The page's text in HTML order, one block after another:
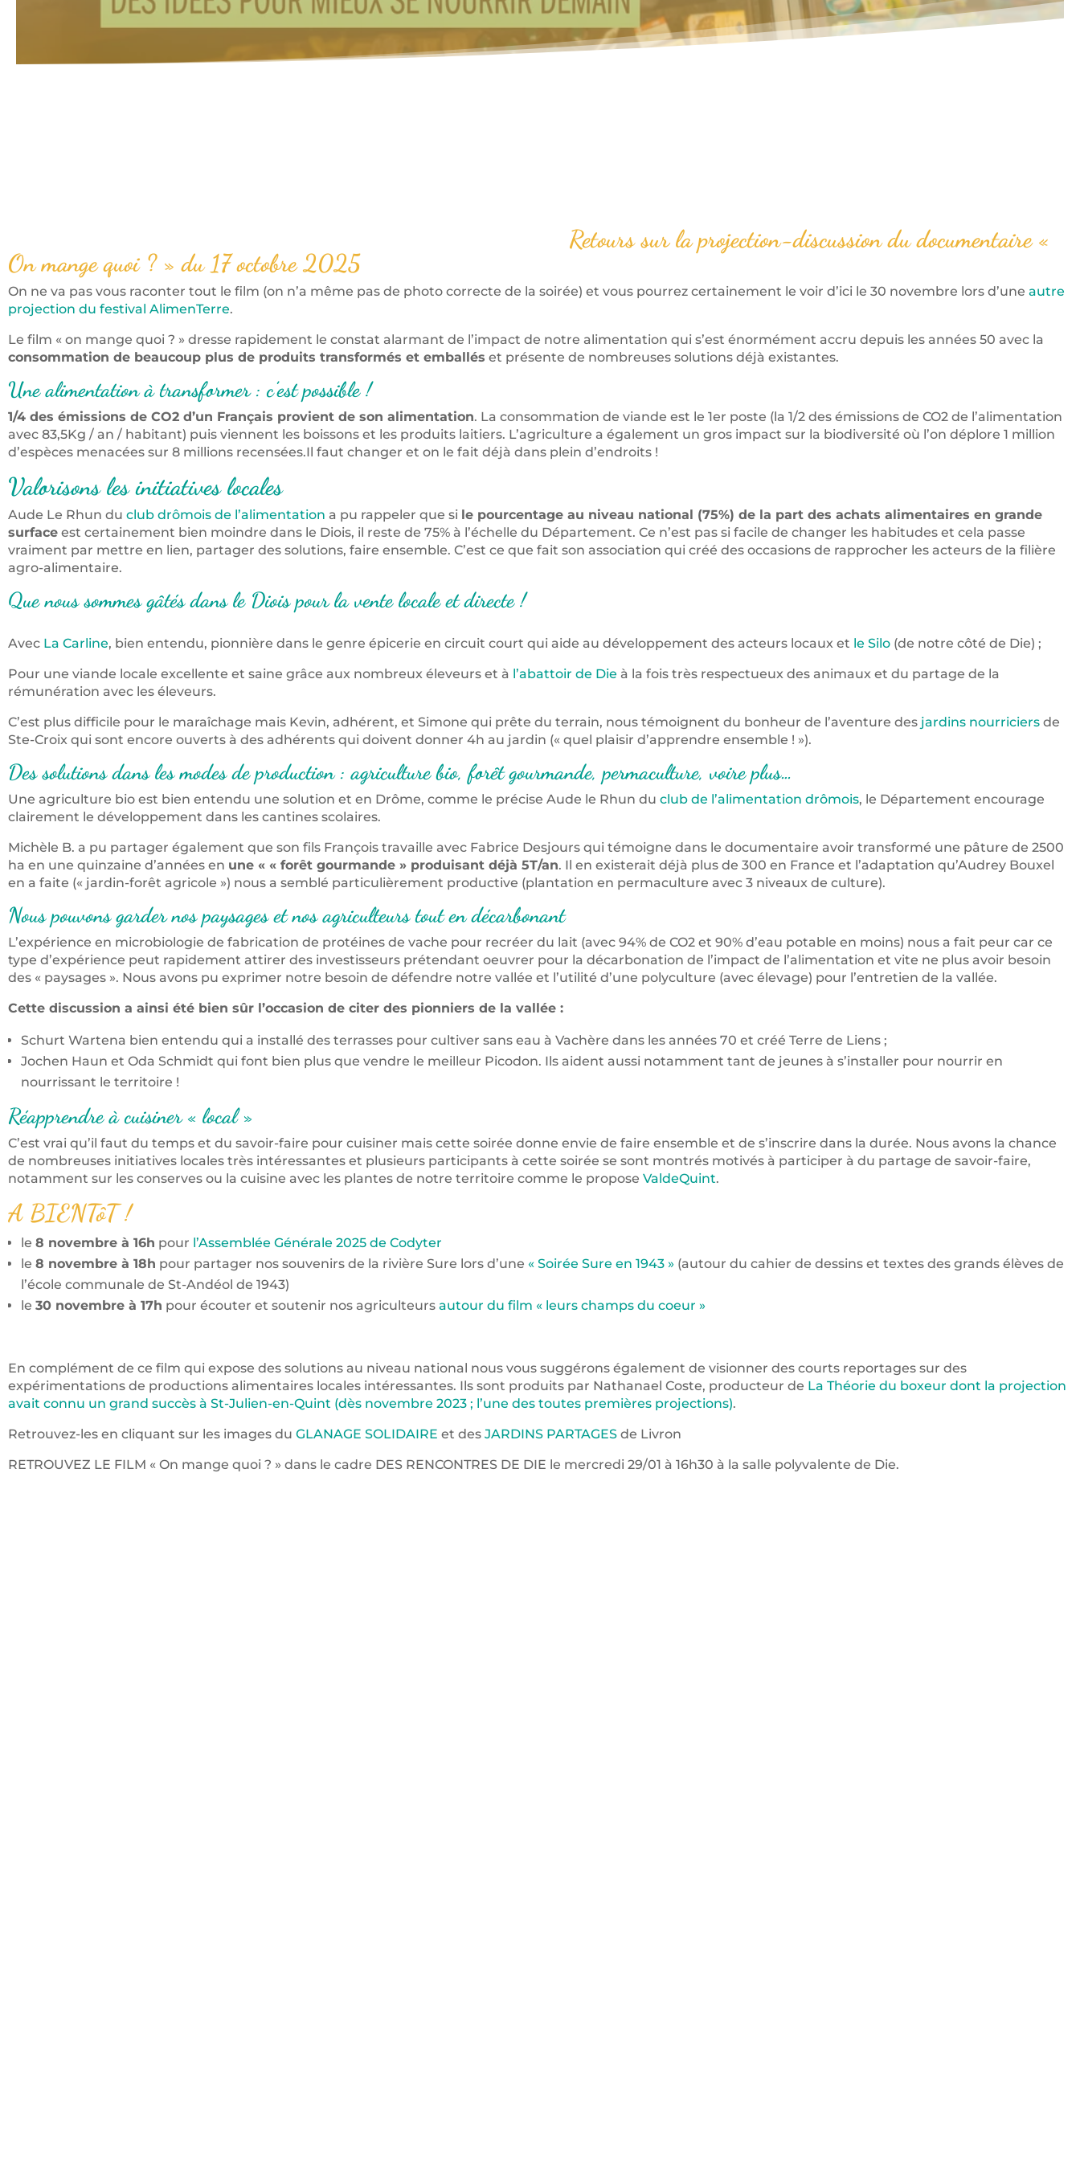
Retours sur la projection-discussion du documentaire «
On mange quoi ? » du 17 octobre 2025
On ne va pas vous raconter tout le film (on n’a même pas de photo correcte de la soirée) et vous pourrez certainement le voir d’ici le 30 novembre lors d’une autre
projection du festival AlimenTerre.
Le film « on mange quoi ? » dresse rapidement le constat alarmant de l’impact de notre alimentation qui s’est énormément accru depuis les années 50 avec la
consommation de beaucoup plus de produits transformés et emballés et présente de nombreuses solutions déjà existantes.
Une alimentation à transformer : c’est possible !
1/4 des émissions de CO2 d’un Français provient de son alimentation. La consommation de viande est le 1er poste (la 1/2 des émissions de CO2 de l’alimentation
avec 83,5Kg / an / habitant) puis viennent les boissons et les produits laitiers. L’agriculture a également un gros impact sur la biodiversité où l’on déplore 1 million
d’espèces menacées sur 8 millions recensées.Il faut changer et on le fait déjà dans plein d’endroits !
Valorisons les initiatives locales
Aude Le Rhun du club drômois de l’alimentation a pu rappeler que si le pourcentage au niveau national (75%) de la part des achats alimentaires en grande
surface est certainement bien moindre dans le Diois, il reste de 75% à l’échelle du Département. Ce n’est pas si facile de changer les habitudes et cela passe
vraiment par mettre en lien, partager des solutions, faire ensemble. C’est ce que fait son association qui créé des occasions de rapprocher les acteurs de la filière
agro-alimentaire.
Que nous sommes gâtés dans le Diois pour la vente locale et directe !
Avec La Carline, bien entendu, pionnière dans le genre épicerie en circuit court qui aide au développement des acteurs locaux et le Silo (de notre côté de Die) ;
Pour une viande locale excellente et saine grâce aux nombreux éleveurs et à l’abattoir de Die à la fois très respectueux des animaux et du partage de la
rémunération avec les éleveurs.
C’est plus difficile pour le maraîchage mais Kevin, adhérent, et Simone qui prête du terrain, nous témoignent du bonheur de l’aventure des jardins nourriciers de
Ste-Croix qui sont encore ouverts à des adhérents qui doivent donner 4h au jardin (« quel plaisir d’apprendre ensemble ! »).
Des solutions dans les modes de production : agriculture bio, forêt gourmande, permaculture, voire plus…
Une agriculture bio est bien entendu une solution et en Drôme, comme le précise Aude le Rhun du club de l’alimentation drômois, le Département encourage
clairement le développement dans les cantines scolaires.
Michèle B. a pu partager également que son fils François travaille avec Fabrice Desjours qui témoigne dans le documentaire avoir transformé une pâture de 2500
ha en une quinzaine d’années en une « « forêt gourmande » produisant déjà 5T/an. Il en existerait déjà plus de 300 en France et l’adaptation qu’Audrey Bouxel
en a faite (« jardin-forêt agricole ») nous a semblé particulièrement productive (plantation en permaculture avec 3 niveaux de culture).
Nous pouvons garder nos paysages et nos agriculteurs tout en décarbonant
L’expérience en microbiologie de fabrication de protéines de vache pour recréer du lait (avec 94% de CO2 et 90% d’eau potable en moins) nous a fait peur car ce
type d’expérience peut rapidement attirer des investisseurs prétendant oeuvrer pour la décarbonation de l’impact de l’alimentation et vite ne plus avoir besoin
des « paysages ». Nous avons pu exprimer notre besoin de défendre notre vallée et l’utilité d’une polyculture (avec élevage) pour l’entretien de la vallée.
Cette discussion a ainsi été bien sûr l’occasion de citer des pionniers de la vallée :
Schurt Wartena bien entendu qui a installé des terrasses pour cultiver sans eau à Vachère dans les années 70 et créé Terre de Liens ;
Jochen Haun et Oda Schmidt qui font bien plus que vendre le meilleur Picodon. Ils aident aussi notamment tant de jeunes à s’installer pour nourrir en
nourrissant le territoire !
Réapprendre à cuisiner « local »
C’est vrai qu’il faut du temps et du savoir-faire pour cuisiner mais cette soirée donne envie de faire ensemble et de s’inscrire dans la durée. Nous avons la chance
de nombreuses initiatives locales très intéressantes et plusieurs participants à cette soirée se sont montrés motivés à participer à du partage de savoir-faire,
notamment sur les conserves ou la cuisine avec les plantes de notre territoire comme le propose ValdeQuint.
A BIENTôT !
le 8 novembre à 16h pour l’Assemblée Générale 2025 de Codyter
le 8 novembre à 18h pour partager nos souvenirs de la rivière Sure lors d’une « Soirée Sure en 1943 » (autour du cahier de dessins et textes des grands élèves de
l’école communale de St-Andéol de 1943)
le 30 novembre à 17h pour écouter et soutenir nos agriculteurs autour du film « leurs champs du coeur »
En complément de ce film qui expose des solutions au niveau national nous vous suggérons également de visionner des courts reportages sur des
expérimentations de productions alimentaires locales intéressantes. Ils sont produits par Nathanael Coste, producteur de La Théorie du boxeur dont la projection
avait connu un grand succès à St-Julien-en-Quint (dès novembre 2023 ; l’une des toutes premières projections).
Retrouvez-les en cliquant sur les images du GLANAGE SOLIDAIRE et des JARDINS PARTAGES de Livron
RETROUVEZ LE FILM « On mange quoi ? » dans le cadre DES RENCONTRES DE DIE le mercredi 29/01 à 16h30 à la salle polyvalente de Die.